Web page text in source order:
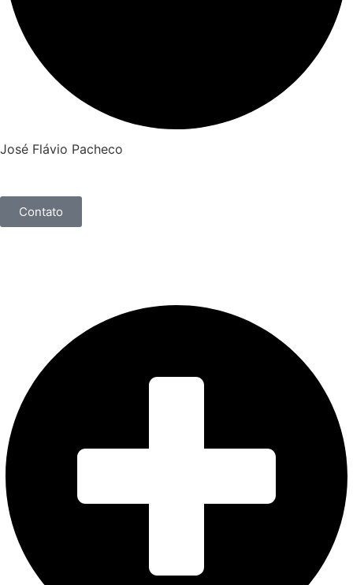
José Flávio Pacheco
Contato